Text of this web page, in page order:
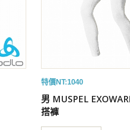
特價NT:1040
男 MUSPEL
搭褲